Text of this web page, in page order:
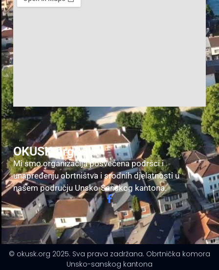
OKUSK.org
Mi smo organizacija posvećena podršci i
unapređenju obrtništva i srodnih djelatnosti u
našem području Unsko-Sanskog kantona.
© okusk.org 2025. Sva prava zadržana. Obrtnička komora
Unsko-sanskog kantona